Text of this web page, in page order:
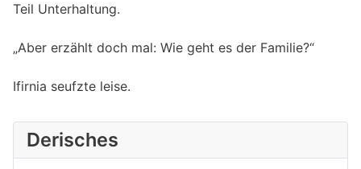
Derisches
Teil Unterhaltung.
„Aber erzählt doch mal: Wie geht es der Familie?“
Ifirnia seufzte leise.